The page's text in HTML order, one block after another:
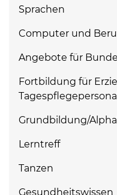
Sprachen
Computer und
Angebote für
Fortbildung für
Tagespflegepersonal
Grundbildung/
Lerntreff
Tanzen
Gesundheitswissen